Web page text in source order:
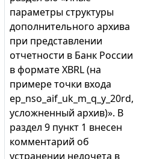
параметры структуры
дополнительного архива
при представлении
отчетности в Банк России
в формате XBRL (на
примере точки входа
ep_nso_aif_uk_m_q_y_20rd,
усложненный архив)». В
раздел 9 пункт 1 внесен
комментарий об
устранении недочета в